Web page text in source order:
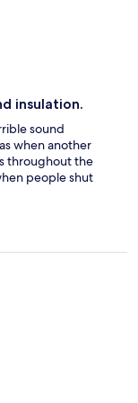
insulation.
sound
when another
throughout the
people shut